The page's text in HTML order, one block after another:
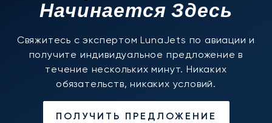
Начинается Здесь
Свяжитесь с экспертом LunaJets по авиации и
получите индивидуальное предложение в
течение нескольких минут. Никаких
обязательств, никаких условий.
ПОЛУЧИТЬ ПРЕДЛОЖЕНИЕ